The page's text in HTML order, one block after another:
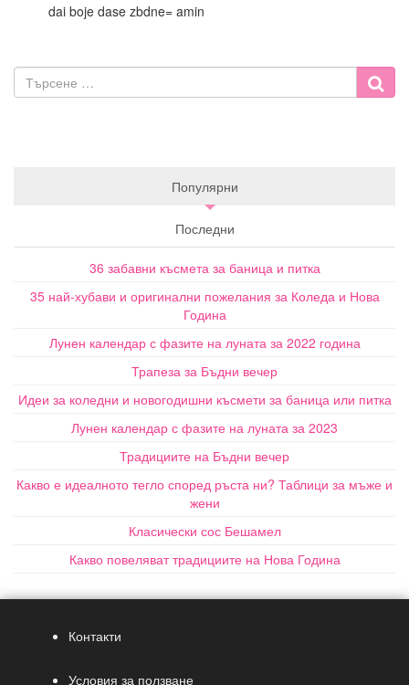
dai boje dase zbdne= amin
Популярни
Последни
36 забавни късмета за баница и питка
35 най-хубави и оригинални пожелания за Коледа и Нова
Година
Лунен календар с фазите на луната за 2022 година
Трапеза за Бъдни вечер
Идеи за коледни и новогодишни късмети за баница или питка
Лунен календар с фазите на луната за 2023
Традициите на Бъдни вечер
Какво е идеалното тегло според ръста ни? Таблици за мъже и
жени
Класически сос Бешамел
Какво повеляват традициите на Нова Година
Контакти
Условия за ползване